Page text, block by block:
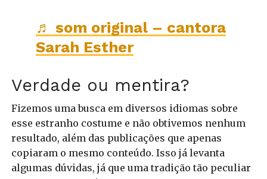
♬ som original – cantora
Sarah Esther
Verdade ou mentira?
Fizemos uma busca em diversos idiomas sobre
esse estranho costume e não obtivemos nenhum
resultado, além das publicações que apenas
copiaram o mesmo conteúdo. Isso já levanta
algumas dúvidas, já que uma tradição tão peculiar